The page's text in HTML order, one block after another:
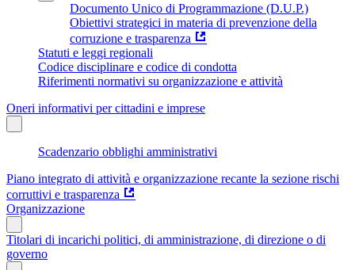
Documento Unico di Programmazione (D.U.P.)
Obiettivi strategici in materia di prevenzione della
corruzione e trasparenza
Statuti e leggi regionali
Codice disciplinare e codice di condotta
Riferimenti normativi su organizzazione e attività
Oneri informativi per cittadini e imprese
Scadenzario obblighi amministrativi
Piano integrato di attività e organizzazione recante la sezione rischi
corruttivi e trasparenza
Organizzazione
Titolari di incarichi politici, di amministrazione, di direzione o di
governo